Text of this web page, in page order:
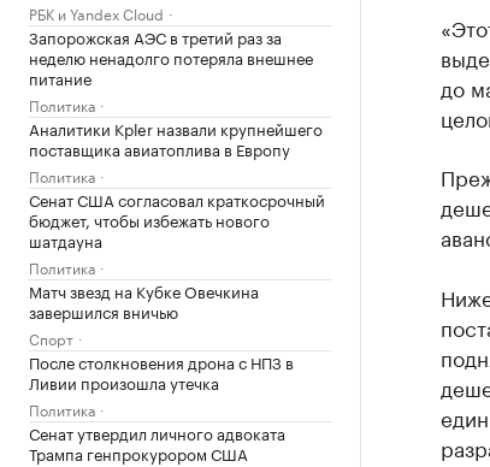
РБК и Yandex Cloud
Запорожская АЭС в третий раз за
неделю ненадолго потеряла внешнее
питание
Политика
Аналитики Kpler назвали крупнейшего
поставщика авиатоплива в Европу
Политика
Сенат США согласовал краткосрочный
бюджет, чтобы избежать нового
шатдауна
Политика
Матч звезд на Кубке Овечкина
завершился вничью
Спорт
После столкновения дрона с НПЗ в
Ливии произошла утечка
Политика
Сенат утвердил личного адвоката
Трампа генпрокурором США
до